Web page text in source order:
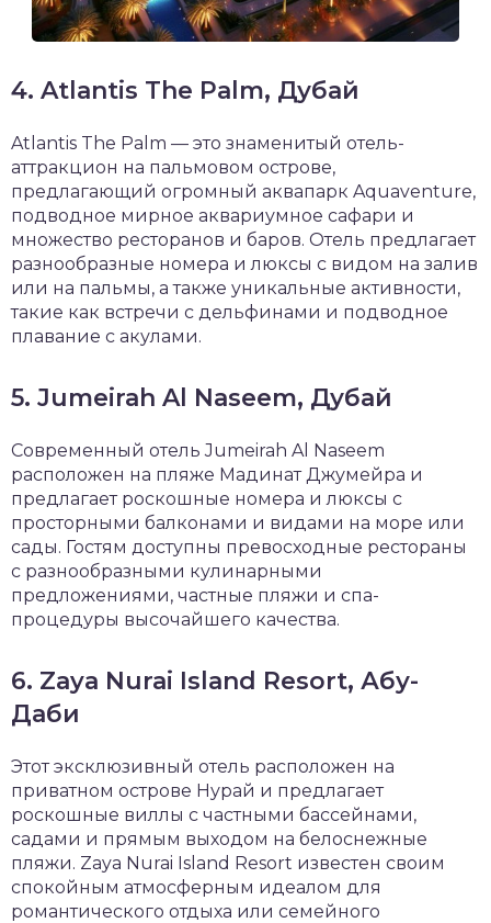
4. Atlantis The Palm, Дубай
Atlantis The Palm — это знаменитый отель-
аттракцион на пальмовом острове,
предлагающий огромный аквапарк Aquaventure,
подводное мирное аквариумное сафари и
множество ресторанов и баров. Отель предлагает
разнообразные номера и люксы с видом на залив
или на пальмы, а также уникальные активности,
такие как встречи с дельфинами и подводное
плавание с акулами.
5. Jumeirah Al Naseem, Дубай
Современный отель Jumeirah Al Naseem
расположен на пляже Мадинат Джумейра и
предлагает роскошные номера и люксы с
просторными балконами и видами на море или
сады. Гостям доступны превосходные рестораны
с разнообразными кулинарными
предложениями, частные пляжи и спа-
процедуры высочайшего качества.
6. Zaya Nurai Island Resort, Абу-
Даби
Этот эксклюзивный отель расположен на
приватном острове Нурай и предлагает
роскошные виллы с частными бассейнами,
садами и прямым выходом на белоснежные
пляжи. Zaya Nurai Island Resort известен своим
спокойным атмосферным идеалом для
романтического отдыха или семейного